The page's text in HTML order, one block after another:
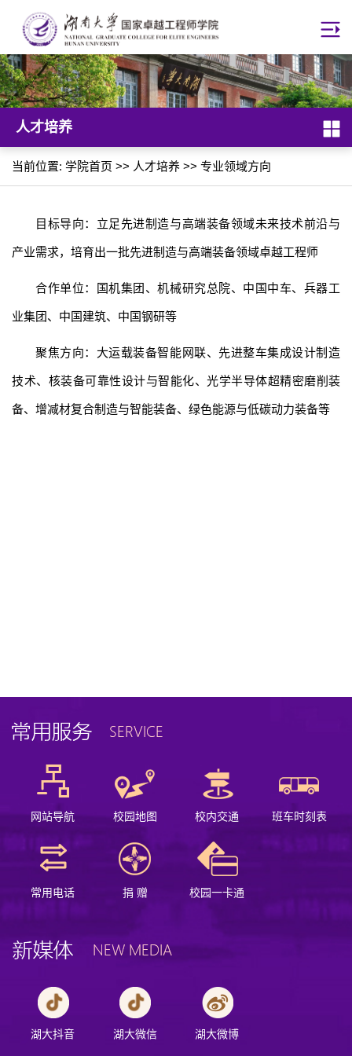
人才培养
当前位置: 学院首页 >> 人才培养 >> 专业领域方向
目标导向：立足先进制造与高端装备领域未来技术前沿与
产业需求，培育出一批先进制造与高端装备领域卓越工程师
合作单位：国机集团、机械研究总院、中国中车、兵器工
业集团、中国建筑、中国钢研等
聚焦方向：大运载装备智能网联、先进整车集成设计制造
技术、核装备可靠性设计与智能化、光学半导体超精密磨削装
备、增减材复合制造与智能装备、绿色能源与低碳动力装备等
网站导航 校园地图 校内交通 班车时刻表
常用电话 捐 赠 校园一卡通
湖大抖音 湖大微信 湖大微博